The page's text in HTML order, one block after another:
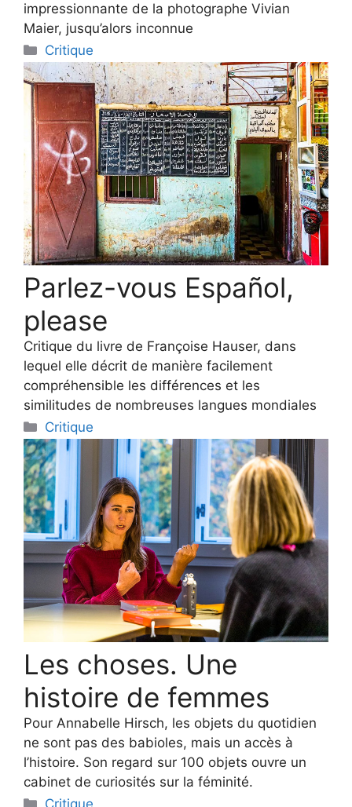
impressionnante de la photographe Vivian
Maier, jusqu’alors inconnue
Categories
Critique
Parlez-vous Español,
please
Critique du livre de Françoise Hauser, dans
lequel elle décrit de manière facilement
compréhensible les différences et les
similitudes de nombreuses langues mondiales
Categories
Critique
Les choses. Une
histoire de femmes
Pour Annabelle Hirsch, les objets du quotidien
ne sont pas des babioles, mais un accès à
l’histoire. Son regard sur 100 objets ouvre un
cabinet de curiosités sur la féminité.
Categories
Critique